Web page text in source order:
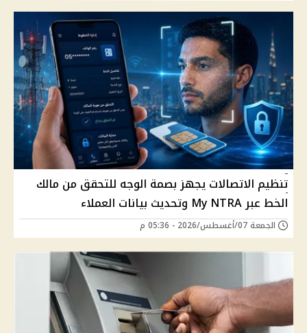
تنظيم الاتصالات يجهز بصمة الوجه للتحقق من مالك
الخط عبر My NTRA وتحديث بيانات العملاء
الجمعة 07/أغسطس/2026 - 05:36 م